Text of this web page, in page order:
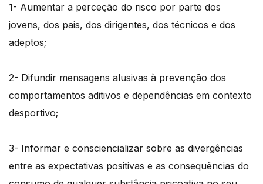
1- Aumentar a perceção do risco por parte dos
jovens, dos pais, dos dirigentes, dos técnicos e dos
adeptos;
2- Difundir mensagens alusivas à prevenção dos
comportamentos aditivos e dependências em contexto
desportivo;
3- Informar e consciencializar sobre as divergências
entre as expectativas positivas e as consequências do